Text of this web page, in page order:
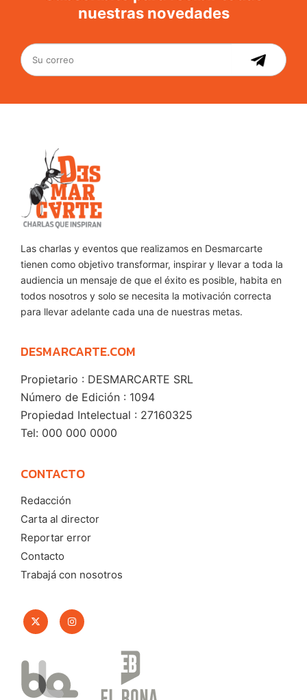
nuestras novedades
Las charlas y eventos que realizamos en Desmarcarte
tienen como objetivo transformar, inspirar y llevar a toda la
audiencia un mensaje de que el éxito es posible, habita en
todos nosotros y solo se necesita la motivación correcta
para llevar adelante cada una de nuestras metas.
DESMARCARTE.COM
Propietario : DESMARCARTE SRL
Número de Edición : 1094
Propiedad Intelectual : 27160325
Tel: 000 000 0000
CONTACTO
Redacción
Carta al director
Reportar error
Contacto
Trabajá con nosotros